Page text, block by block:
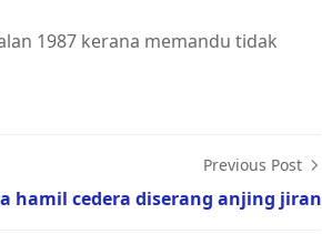
1987 kerana memandu tidak
Previous Post
hamil cedera diserang anjing jiran